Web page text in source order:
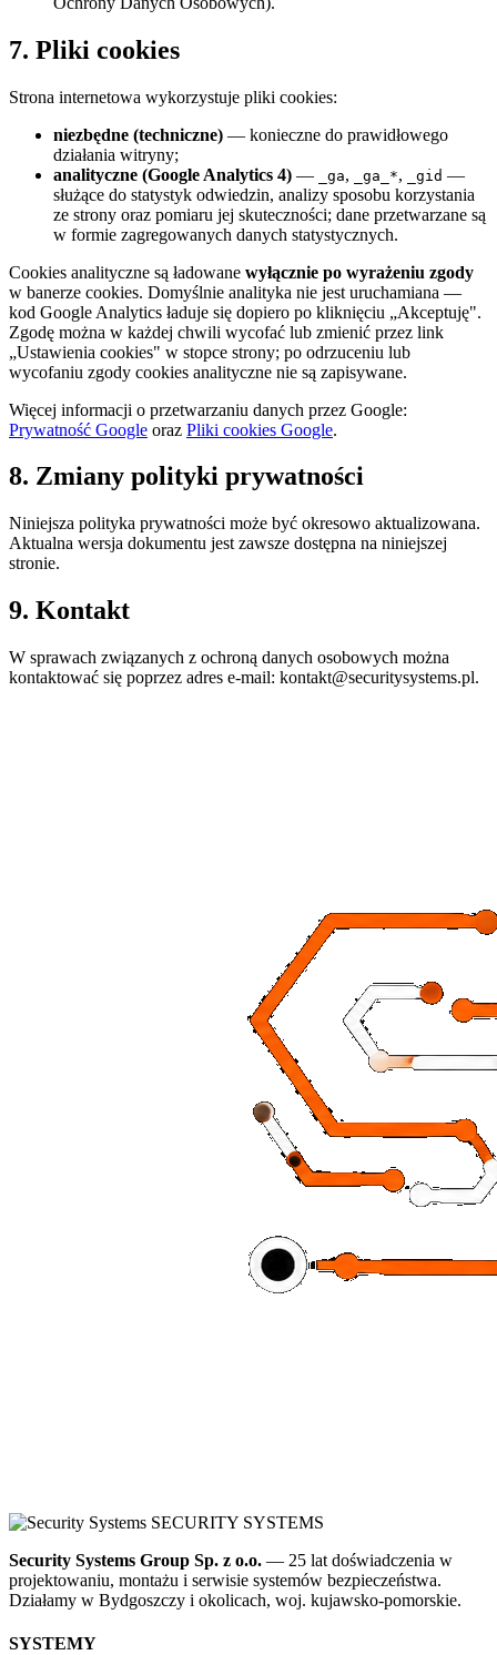
7. Pliki cookies
Strona internetowa wykorzystuje pliki cookies:
niezbędne (techniczne) — konieczne do prawidłowego
działania witryny;
analityczne (Google Analytics 4) — _ga, _ga_*, _gid —
służące do statystyk odwiedzin, analizy sposobu korzystania
ze strony oraz pomiaru jej skuteczności; dane przetwarzane są
w formie zagregowanych danych statystycznych.
Cookies analityczne są ładowane wyłącznie po wyrażeniu zgody
w banerze cookies. Domyślnie analityka nie jest uruchamiana —
kod Google Analytics ładuje się dopiero po kliknięciu „Akceptuję".
Zgodę można w każdej chwili wycofać lub zmienić przez link
„Ustawienia cookies" w stopce strony; po odrzuceniu lub
wycofaniu zgody cookies analityczne nie są zapisywane.
Więcej informacji o przetwarzaniu danych przez Google:
Prywatność Google oraz Pliki cookies Google.
8. Zmiany polityki prywatności
Niniejsza polityka prywatności może być okresowo aktualizowana.
Aktualna wersja dokumentu jest zawsze dostępna na niniejszej
stronie.
9. Kontakt
W sprawach związanych z ochroną danych osobowych można
kontaktować się poprzez adres e-mail: kontakt@securitysystems.pl.
SECURITY SYSTEMS
Security Systems Group Sp. z o.o. — 25 lat doświadczenia w
projektowaniu, montażu i serwisie systemów bezpieczeństwa.
Działamy w Bydgoszczy i okolicach, woj. kujawsko-pomorskie.
SYSTEMY